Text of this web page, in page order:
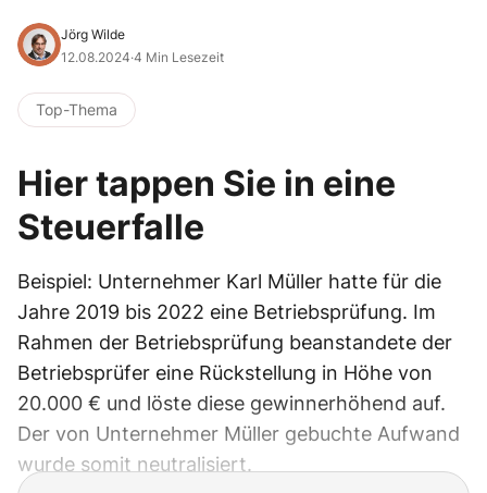
Jörg Wilde
12.08.2024·4 Min Lesezeit
Top-Thema
Hier tappen Sie in eine
Steuerfalle
Beispiel: Unternehmer Karl Müller hatte für die
Jahre 2019 bis 2022 eine Betriebsprüfung. Im
Rahmen der Betriebsprüfung beanstandete der
Betriebsprüfer eine Rückstellung in Höhe von
20.000 € und löste diese gewinnerhöhend auf.
Der von Unternehmer Müller gebuchte Aufwand
wurde somit neutralisiert.